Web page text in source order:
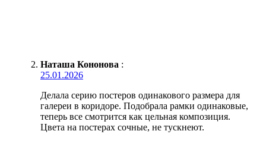
Наташа Кононова :
25.01.2026
Делала серию постеров одинакового размера для
галереи в коридоре. Подобрала рамки одинаковые,
теперь все смотрится как цельная композиция.
Цвета на постерах сочные, не тускнеют.